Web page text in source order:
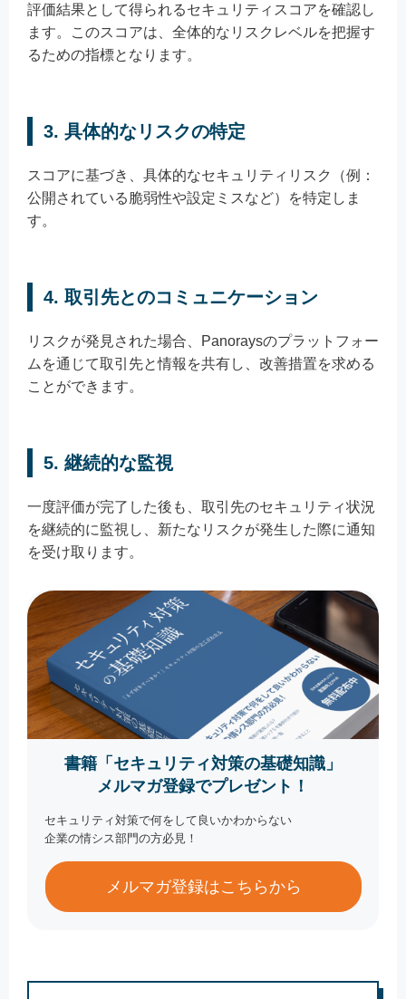
評価結果として得られるセキュリティスコアを確認し
ます。このスコアは、全体的なリスクレベルを把握す
るための指標となります。
3. 具体的なリスクの特定
スコアに基づき、具体的なセキュリティリスク（例：
公開されている脆弱性や設定ミスなど）を特定しま
す。
4. 取引先とのコミュニケーション
リスクが発見された場合、Panoraysのプラットフォー
ムを通じて取引先と情報を共有し、改善措置を求める
ことができます。
5. 継続的な監視
一度評価が完了した後も、取引先のセキュリティ状況
を継続的に監視し、新たなリスクが発生した際に通知
を受け取ります。
書籍「セキュリティ対策の基礎知識」
メルマガ登録でプレゼント！
セキュリティ対策で何をして良いかわからない
企業の情シス部門の方必見！
メルマガ登録はこちらから